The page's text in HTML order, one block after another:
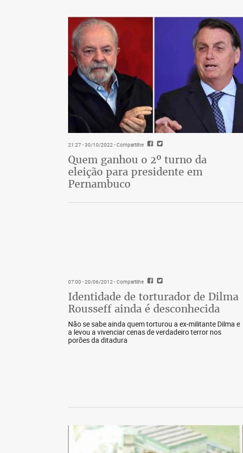
Por fim, reforço que os investimentos em
barato, porém o retorno existe, geralmente
tipo de investimento veio para ficar, seja
comuns e até grandes grupos. Acredito ser
projetos sólidos e mais confiáveis, que ao
sem, necessariamente, precisar se
distribuição de energia mais barata para a
21:27 - 30/10/2022- Compartilhe
Quem ganhou o 2º turno da
eleição para presidente em
Pernambuco
07:00 - 20/06/2012- Compartilhe
Identidade de torturador de Dilma
Rousseff ainda é desconhecida
Não se sabe ainda quem torturou a ex-militante Dilma e
a levou a vivenciar cenas de verdadeiro terror nos
porões da ditadura